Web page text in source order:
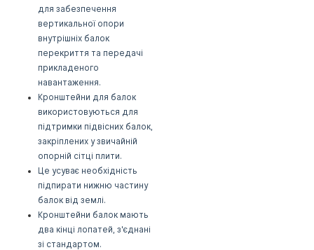
для забезпечення
вертикальної опори
внутрішніх балок
перекриття та передачі
прикладеного
навантаження.
Кронштейни для балок
використовуються для
підтримки підвісних балок,
закріплених у звичайній
опорній сітці плити.
Це усуває необхідність
підпирати нижню частину
балок від землі.
Кронштейни балок мають
два кінці лопатей, з'єднані
зі стандартом.